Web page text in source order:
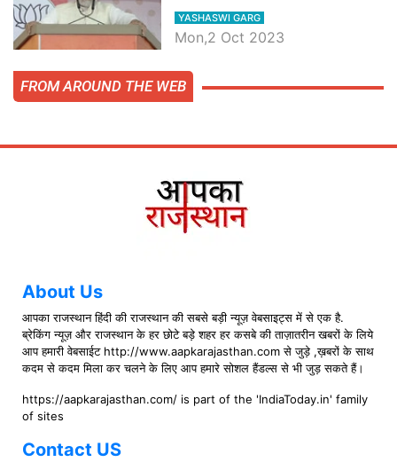
मोदी, जाने प्रधानमंत्री के भाषण की बड़ी
बातें, देखें वीडियो
YASHASWI GARG
Mon,2 Oct 2023
FROM AROUND THE WEB
About Us
आपका राजस्थान हिंदी की राजस्थान की सबसे बड़ी न्यूज़ वेबसाइट्स में से एक है.
ब्रेकिंग न्यूज़ और राजस्थान के हर छोटे बड़े शहर हर कसबे की ताज़ातरीन खबरों के लिये
आप हमारी वेबसाईट http://www.aapkarajasthan.com से जुड़े ,ख़बरों के साथ
कदम से कदम मिला कर चलने के लिए आप हमारे सोशल हैंडल्स से भी जुड़ सकते हैं।
https://aapkarajasthan.com/ is part of the 'IndiaToday.in' family
of sites
Contact US